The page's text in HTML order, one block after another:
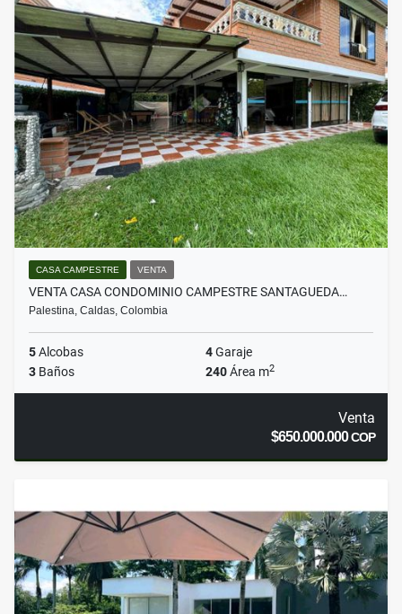
CASA CAMPESTRE VENTA
VENTA CASA CONDOMINIO CAMPESTRE SANTAGUEDA…
Palestina, Caldas, Colombia
5Alcobas 4Garaje
3 Baños 240Área m2
Venta
$650.000.000COP